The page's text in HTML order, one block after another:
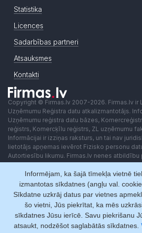
Statistika
Licences
Sadarbības partneri
Atsauksmes
Kontakti
Copyright © Firmas.lv 2007-2026. Firmas.lv ir
Uzņēmumu Reģistra datu atkalizmantotājs.
Uzņēmumu reģistra datu bāzes,
reģistrs, Komercķīlu reģistrs, ZL uzņēmumu
Informācijai ir izziņas raksturs, un tai nav
lietotājs apņemas ievērot Fizisko personu
Autortiesību likumu. Firmas.lv nenes atbildību
lēmumiem, kas balstīti uz saņemto
izmantot jebkādas automatizētas sistēmas
piekļuvei sistēmai bez rakstiskas
redaktore: Ingūna Pempere.
Lietošanas noteikumi
Privātuma politika
Informējam, ka šajā tīmekļa vietnē
izmantotas sīkdatnes (angļu val.
Sīkdatne uzkrāj datus par vietnes
šo vietni, Jūs piekrītat, ka mēs
sīkdatnes Jūsu ierīcē. Savu piekrišanu
atsaukt, nodzēšot saglabātās sīkdatnes.